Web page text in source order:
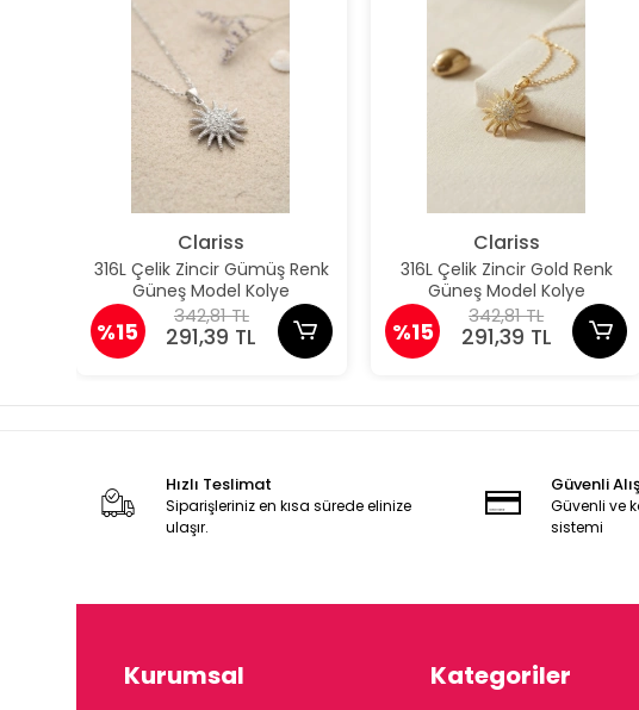
Clariss
316L Çelik Zincir Gümüş Renk
Güneş Model Kolye
%15
342,81 TL
291,39 TL
Clariss
316L Çelik Zincir Gold Renk
Güneş Model Kolye
%15
342,81 TL
291,39 TL
Hızlı Teslimat
Siparişleriniz en kısa sürede elinize
ulaşır.
Güvenli
Güvenli ve
sistemi
Kurumsal Kategoriler